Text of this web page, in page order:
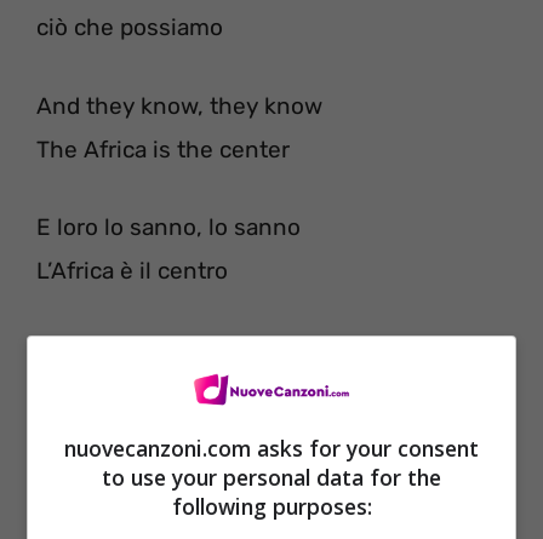
ciò che possiamo
And they know, they know
The Africa is the center
E loro lo sanno, lo sanno
L’Africa è il centro
nuovecanzoni.com asks for your consent
to use your personal data for the
following purposes: